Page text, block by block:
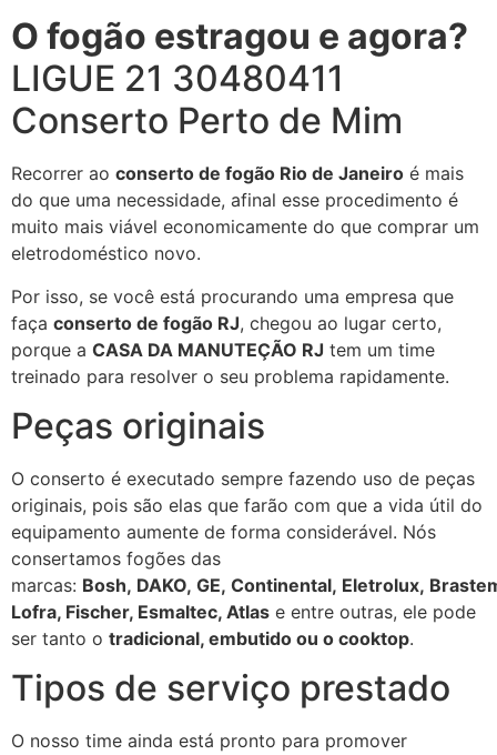
O fogão estragou e agora?
LIGUE 21 30480411
Conserto Perto de Mim
Recorrer ao conserto de fogão Rio de Janeiro é mais
do que uma necessidade, afinal esse procedimento é
muito mais viável economicamente do que comprar um
eletrodoméstico novo.
Por isso, se você está procurando uma empresa que
faça conserto de fogão RJ, chegou ao lugar certo,
porque a CASA DA MANUTEÇÃO RJ tem um time
treinado para resolver o seu problema rapidamente.
Peças originais
O conserto é executado sempre fazendo uso de peças
originais, pois são elas que farão com que a vida útil do
equipamento aumente de forma considerável. Nós
consertamos fogões das
marcas: Bosh, DAKO, GE, Continental, Eletrolux,
Lofra, Fischer, Esmaltec, Atlas e entre outras, ele pode
ser tanto o tradicional, embutido ou o cooktop.
Tipos de serviço prestado
O nosso time ainda está pronto para promover